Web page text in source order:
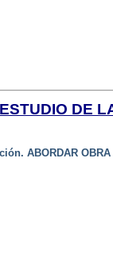
DE
ABORDAR OBRA